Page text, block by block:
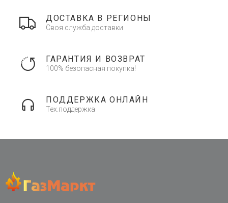
ДОСТАВКА В РЕГИОНЫ
Своя служба доставки
ГАРАНТИЯ И ВОЗВРАТ
100% безопасная покупка!
ПОДДЕРЖКА ОНЛАЙН
Тех.поддержка